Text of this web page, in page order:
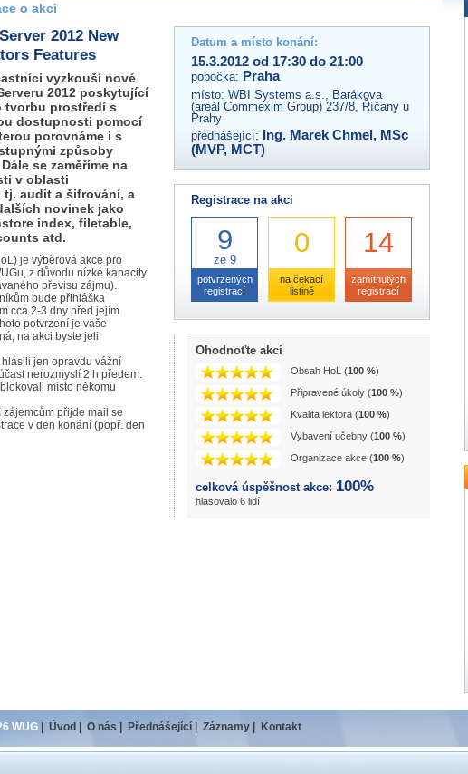
o akci
2012 New
Features
vyzkouší nové
2012 poskytující
tvorbu prostředí s
dostupnosti pomocí
porovnáme i s
způsoby
se zaměříme na
v oblasti
tj. audit a šifrování, a
novinek jako
index, filetable,
atd.
je výběrová akce pro
z důvodu nízké kapacity
převisu zájmu).
bude přihláška
cca 2-3 dny před jejím
potvrzení je vaše
na akci byste jeli
hlásili jen opravdu vážní
nerozmyslí 2 h předem.
místo někomu
zájemcům přijde mail se
v den konání (popř. den
Datum a místo konání:
15.3.2012 od 17:30 do 21:00
pobočka: Praha
místo: WBI Systems a.s., Barákova
(areál Commexim Group) 237/8, Říčany u
Prahy
přednášející:
Ing. Marek Chmel, MSc
(MVP, MCT)
Registrace na akci
9
ze 9
potvrzených
registrací
0
na čekací
listině
14
zamítnutých
registrací
Ohodnoťte akci
Obsah HoL (100 %)
Připravené úkoly (100 %)
Kvalita lektora (100 %)
Vybavení učebny (100 %)
Organizace akce (100 %)
celková úspěšnost akce: 100%
hlasovalo 6 lidí
WUG Úvod O nás Přednášející Záznamy Kontakt